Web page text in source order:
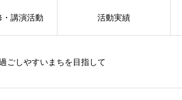
ごしやすいまちを目指して
講演活動 活動実績